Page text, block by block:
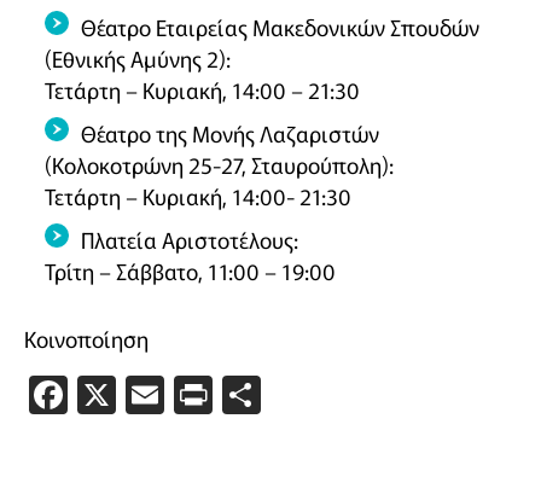
Θέατρο Εταιρείας Μακεδονικών Σπουδών
(Εθνικής Αμύνης 2):
Τετάρτη – Κυριακή, 14:00 – 21:30
Θέατρο της Μονής Λαζαριστών
(Κολοκοτρώνη 25-27, Σταυρούπολη):
Τετάρτη – Κυριακή, 14:00- 21:30
Πλατεία Αριστοτέλους:
Τρίτη – Σάββατο, 11:00 – 19:00
Κοινοποίηση
Facebook
X EmailPrintFriendly